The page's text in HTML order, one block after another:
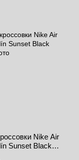
Nike Air
Sunset Black